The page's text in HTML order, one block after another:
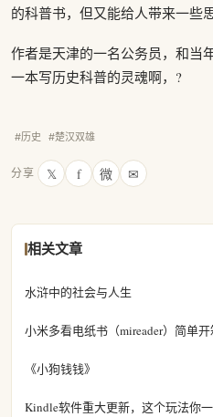
的科普书，但又能给人带来一些思
作者是天津的一名公务员，和当
一本写历史科普的灵魂啊，?
#历史 #楚汉双雄
分享 𝕏 f 微 ✉
相关文章
水浒中的社会与人生
小米多看电纸书（mireader）简单
《小狗钱钱》
Kindle软件重大更新，这个玩法你一